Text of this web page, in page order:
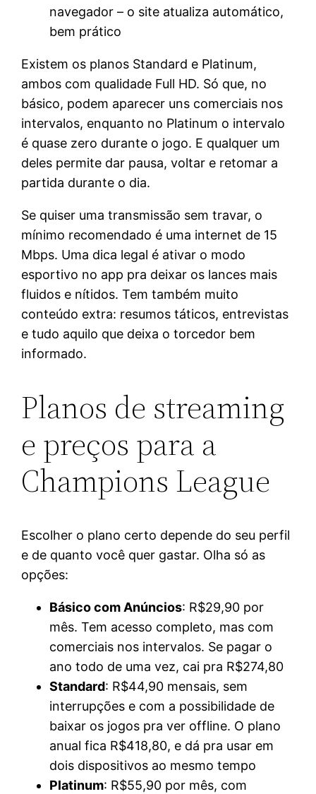
navegador – o site atualiza automático,
bem prático
Existem os planos Standard e Platinum,
ambos com qualidade Full HD. Só que, no
básico, podem aparecer uns comerciais nos
intervalos, enquanto no Platinum o intervalo
é quase zero durante o jogo. E qualquer um
deles permite dar pausa, voltar e retomar a
partida durante o dia.
Se quiser uma transmissão sem travar, o
mínimo recomendado é uma internet de 15
Mbps. Uma dica legal é ativar o modo
esportivo no app pra deixar os lances mais
fluidos e nítidos. Tem também muito
conteúdo extra: resumos táticos, entrevistas
e tudo aquilo que deixa o torcedor bem
informado.
Planos de streaming
e preços para a
Champions League
Escolher o plano certo depende do seu perfil
e de quanto você quer gastar. Olha só as
opções:
Básico com Anúncios: R$29,90 por
mês. Tem acesso completo, mas com
comerciais nos intervalos. Se pagar o
ano todo de uma vez, cai pra R$274,80
Standard: R$44,90 mensais, sem
interrupções e com a possibilidade de
baixar os jogos pra ver offline. O plano
anual fica R$418,80, e dá pra usar em
dois dispositivos ao mesmo tempo
Platinum: R$55,90 por mês, com